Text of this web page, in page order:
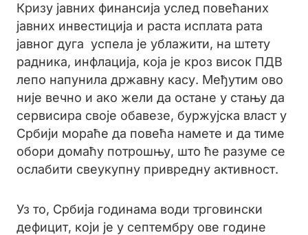
Кризу јавних финансија услед повећаних
јавних инвестиција и раста исплата рата
јавног дуга успела је ублажити, на штету
радника, инфлација, која је кроз висок ПДВ
лепо напунила државну касу. Међутим ово
није вечно и ако жели да остане у стању да
сервисира своје обавезе, буржујска власт у
Србији мораће да повећа намете и да тиме
обори домаћу потрошњу, што ће разуме се
ослабити свеукупну привредну активност.
Уз то, Србија годинама води трговински
дефицит, који је у септембру ове године